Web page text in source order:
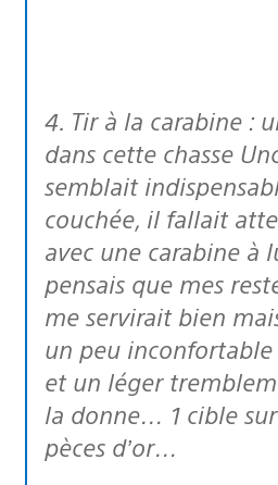
4. Tir à la carabine : un peu de shoot
dans cette chasse
semblait
couchée, il fallait
avec une carabine à
pensais que mes
me servirait bien
un peu
et un léger
la donne… 1 cible
pèces d’or…